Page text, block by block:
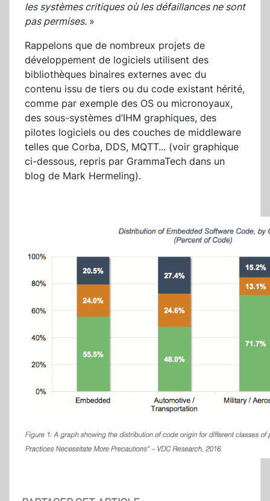
les systèmes critiques où les défaillances ne sont
pas permises. »
Rappelons que de nombreux projets de
développement de logiciels utilisent des
bibliothèques binaires externes avec du
contenu issu de tiers ou du code existant hérité,
comme par exemple des OS ou micronoyaux,
des sous-systèmes d’IHM graphiques, des
pilotes logiciels ou des couches de middleware
telles que Corba, DDS, MQTT... (voir graphique
ci-dessous, repris par GrammaTech dans un
blog de Mark Hermeling).